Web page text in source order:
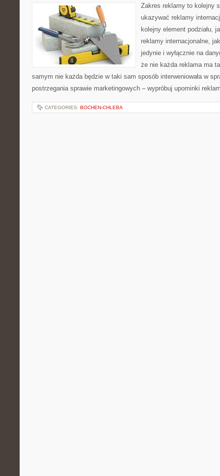
Zakres reklamy to kolejny
ukazywać reklamy
kolejny element podziału,
reklamy internacjonalne,
jedynie i wyłącznie na
że nie każda reklama ma
samym nie każda będzie w taki sam sposób interweniowała w
postrzegania sprawie marketingowych – wypróbuj upominki
CATEGORIES: BOCHEN-CHLEBA